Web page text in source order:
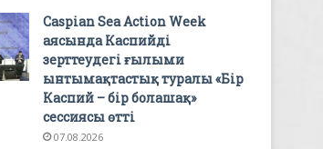
Caspian Sea Action Week
аясында Каспийді
зерттеудегі ғылыми
ынтымақтастық туралы «Бір
Каспий – бір болашақ»
сессиясы өтті
07.08.2026